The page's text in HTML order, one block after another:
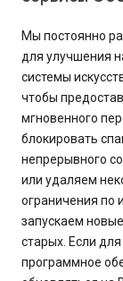
Мы постоянно
для улучшения
системы
чтобы
мгновенного
блокировать
непрерывного
или удаляем
ограничения по
запускаем
старых. Если
программное